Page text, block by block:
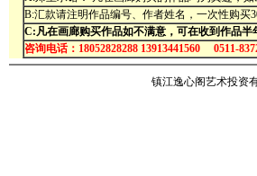
B:汇款请注明作品编号、作者姓名，一次性购买
C:凡在画廊购买作品如不满意，可在收到作品半
咨询电话：18052828288 13913441560 0511-
镇江逸心阁艺术投资